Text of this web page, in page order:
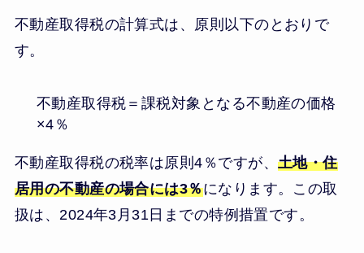
不動産取得税の計算式は、原則以下のとおりで
す。
不動産取得税＝課税対象となる不動産の価格
×4％
不動産取得税の税率は原則4％ですが、 土地・住
居用の不動産の場合には3％になります。この取
扱は、2024年3月31日までの特例措置です。